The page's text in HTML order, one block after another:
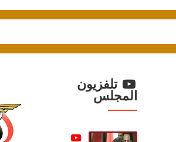
تلفزيون
المجلس